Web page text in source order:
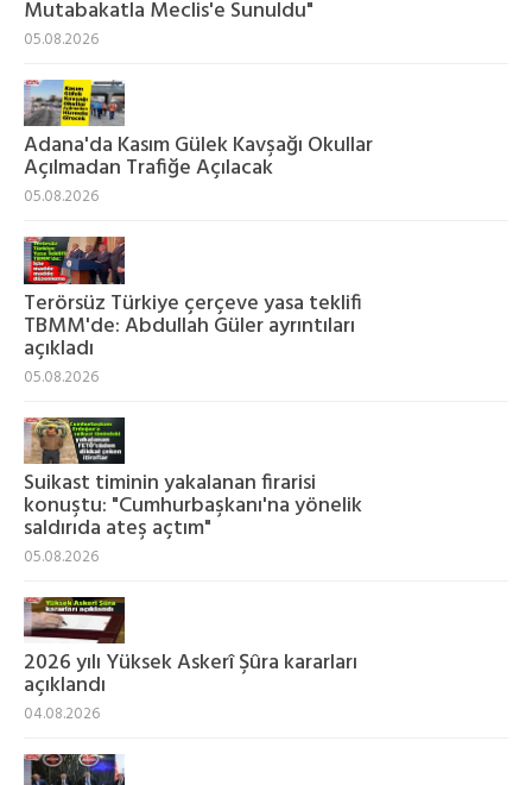
Mutabakatla Meclis'e Sunuldu"
05.08.2026
Adana'da Kasım Gülek Kavşağı Okullar
Açılmadan Trafiğe Açılacak
05.08.2026
Terörsüz Türkiye çerçeve yasa teklifi
TBMM'de: Abdullah Güler ayrıntıları
açıkladı
05.08.2026
Suikast timinin yakalanan firarisi
konuştu: "Cumhurbaşkanı'na yönelik
saldırıda ateş açtım"
05.08.2026
2026 yılı Yüksek Askerî Şûra kararları
açıklandı
04.08.2026